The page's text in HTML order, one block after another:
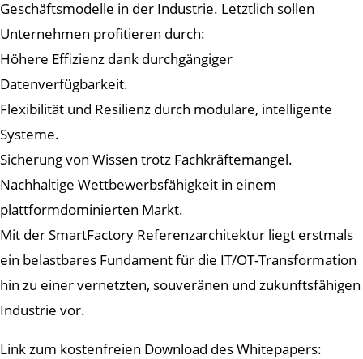
Geschäftsmodelle in der Industrie. Letztlich sollen
Unternehmen profitieren durch:
Höhere Effizienz dank durchgängiger
Datenverfügbarkeit.
Flexibilität und Resilienz durch modulare, intelligente
Systeme.
Sicherung von Wissen trotz Fachkräftemangel.
Nachhaltige Wettbewerbsfähigkeit in einem
plattformdominierten Markt.
Mit der SmartFactory Referenzarchitektur liegt erstmals
ein belastbares Fundament für die IT/OT-Transformation
hin zu einer vernetzten, souveränen und zukunftsfähigen
Industrie vor.
Link zum kostenfreien Download des Whitepapers: